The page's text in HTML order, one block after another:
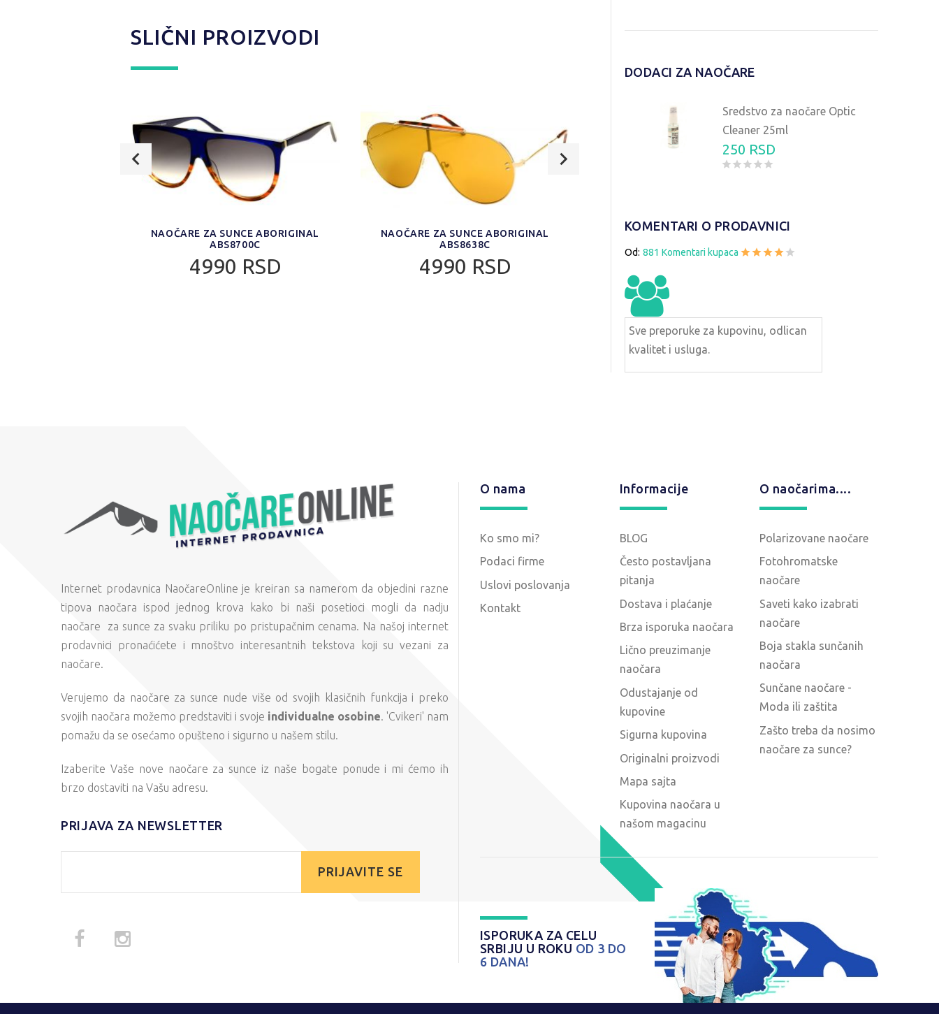
SLIČNI PROIZVODI
NAOČARE ZA SUNCE ABORIGINAL
ABS8700C
4990 RSD
NAOČARE ZA SUNCE ABORIGINAL
ABS8638C
4990 RSD
NAOČARE ZA SUNCE ABORIGINAL
4990 RSD
DODACI ZA NAOČARE
Sredstvo za naočare Optic
Cleaner 25ml
250 RSD
KOMENTARI O PRODAVNICI
Od: 881 Komentari kupaca
Sve preporuke za kupovinu, odlican
kvalitet i usluga.
Internet prodavnica NaočareOnline je kreiran sa namerom da objedini razne
tipova naočara ispod jednog krova kako bi naši posetioci mogli da nadju
naočare za sunce za svaku priliku po pristupačnim cenama. Na našoj internet
prodavnici pronaćićete i mnoštvo interesantnih tekstova koji su vezani za
naočare.
Verujemo da naočare za sunce nude više od svojih klasičnih funkcija i preko
svojih naočara možemo predstaviti i svoje individualne osobine. 'Cvikeri' nam
pomažu da se osećamo opušteno i sigurno u našem stilu.
Izaberite Vaše nove naočare za sunce iz naše bogate ponude i mi ćemo ih
brzo dostaviti na Vašu adresu.
PRIJAVA ZA NEWSLETTER
PRIJAVITE SE
O nama
Ko smo mi?
Podaci firme
Uslovi poslovanja
Kontakt
Informacije
BLOG
Često postavljana
pitanja
Dostava i plaćanje
Brza isporuka naočara
Lično preuzimanje
naočara
Odustajanje od
kupovine
Sigurna kupovina
Originalni proizvodi
Mapa sajta
Kupovina naočara u
našom magacinu
O naočarima....
Polarizovane naočare
Fotohromatske
naočare
Saveti kako izabrati
naočare
Boja stakla sunčanih
naočara
Sunčane naočare -
Moda ili zaštita
Zašto treba da nosimo
naočare za sunce?
ISPORUKA ZA CELU
SRBIJU U ROKU OD 3 DO
6 DANA!